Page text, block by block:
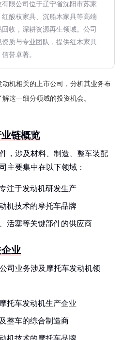
限公司位于辽宁省沈阳市苏家
酸枝家具、沉船木家具等高端
收，深耕资源再生领域。公司
资质与专业团队，提供红木家具
誉卓著。
机相关的上市公司，分析其业务布
这一细分领域的投资机会。
链概览
，涉及材料、制造、整车装配
主要集中在以下领域：
注于发动机研发生产
机技术的摩托车品牌
活塞等关键部件的供应商
业
司业务涉及摩托车发动机领
托车发动机生产企业
整车的综合制造商
机技术的摩托车品牌